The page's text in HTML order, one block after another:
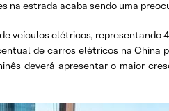
na estrada acaba sendo uma
veículos elétricos, representando
de carros elétricos na
deverá apresentar o maior